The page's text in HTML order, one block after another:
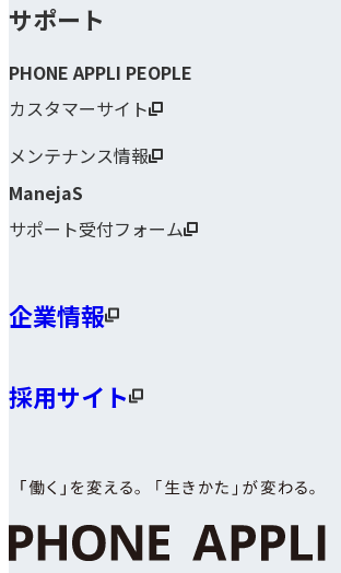
サポート
PHONE APPLI PEOPLE
カスタマーサイト
メンテナンス情報
ManejaS
サポート受付フォーム
企業情報
採用サイト